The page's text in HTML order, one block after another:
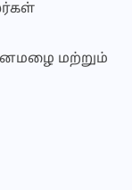
மற்றும்